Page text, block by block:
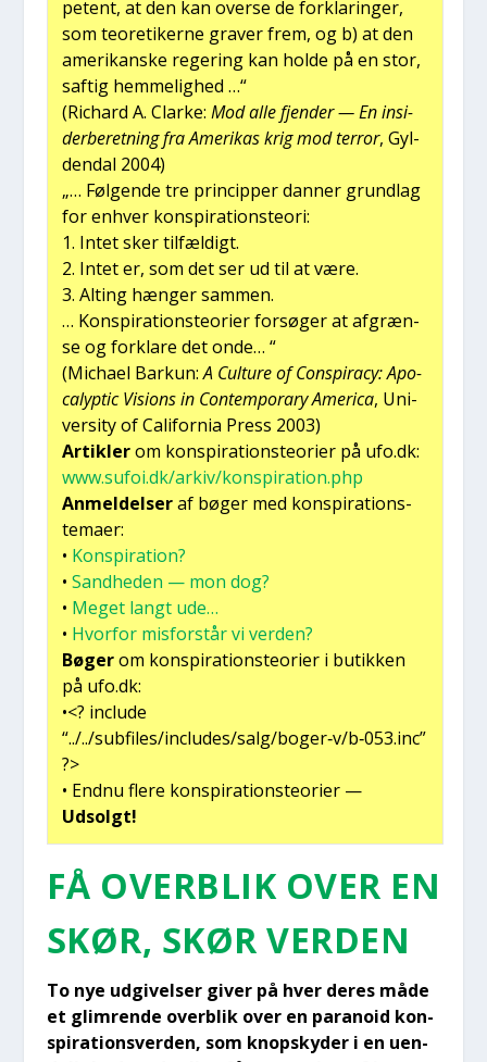
pe­tent, at den kan over­se de for­kla­rin­ger,
som teo­re­ti­ker­ne gra­ver frem, og b) at den
ame­ri­kan­ske rege­ring kan hol­de på en stor,
saf­tig hem­me­lig­hed …“
(Richard A. Clar­ke:Mod alle fjen­der — En insi­
der­be­ret­ning fra Ame­ri­kas krig mod ter­ror, Gyl­
den­dal 2004)
„… Føl­gen­de tre prin­cip­per dan­ner grund­lag
for enhver kon­spira­tions­te­o­ri:
1. Intet sker til­fæl­digt.
2. Intet er, som det ser ud til at være.
3. Alting hæn­ger sam­men.
… Kon­spira­tions­te­o­ri­er for­sø­ger at afgræn­
se og for­kla­re det onde… “
(Micha­el Bar­kun:A Cul­tu­re of Con­spira­cy: Apo­
ca­lyp­tic Visions in Con­tem­porary Ame­ri­ca, Uni­
ver­si­ty of Cali­for­nia Press 2003)
Artik­lerom kon­spira­tions­te­o­ri­er på ufo.dk:
www.sufoi.dk/arkiv/konspiration.php
Anmel­del­seraf bøger med kon­spira­tions­
te­ma­er:
• Kon­spira­tion?
•Sand­he­den — mon dog?
• Meget langt ude…
• Hvor­for mis­for­står vi ver­den?
Bøgerom kon­spira­tions­te­o­ri­er i butik­ken
på ufo.dk:
•<? inclu­de
“../../subfiles/includes/salg/boger‑v/b‑053.inc”
?>
• End­nu fle­re kon­spira­tions­te­o­ri­er —
Udsolgt!
FÅ OVER­BLIK OVER EN
SKØR, SKØR VER­DEN
To nye udgi­vel­ser giver på hver deres måde
et glim­ren­de over­blik over en para­noid kon­
spira­tions­ver­den, som knop­sky­der i en uen­